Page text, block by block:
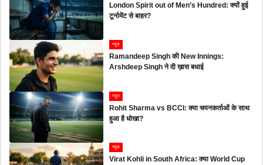
London Spirit out of Men’s Hundred: क्यों हुई
टूर्नामेंट से बाहर?
न्यूज
Ramandeep Singh की New Innings:
Arshdeep Singh ने दी ख़ास बधाई
न्यूज
Rohit Sharma vs BCCI: क्या चयनकर्ताओं के साथ
हुआ है धोखा?
न्यूज
Virat Kohli in South Africa: क्या World Cup